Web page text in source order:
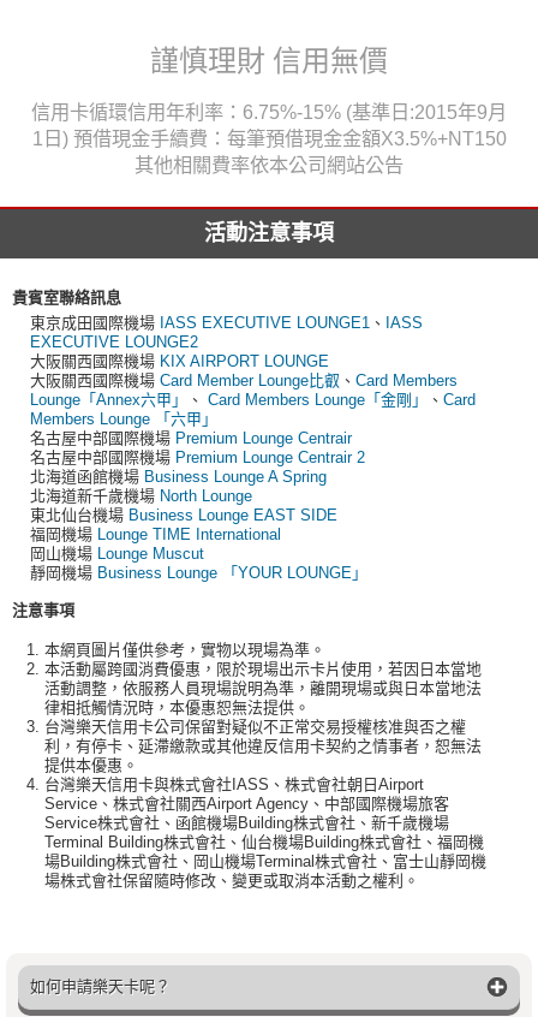
謹慎理財 信用無價
信用卡循環信用年利率：6.75%-15% (基準日:2015年9月
1日) 預借現金手續費：每筆預借現金金額X3.5%+NT150
其他相關費率依本公司網站公告
活動注意事項
貴賓室聯絡訊息
東京成田國際機場 IASS EXECUTIVE LOUNGE1 、 IASS
EXECUTIVE LOUNGE2
大阪關西國際機場 KIX AIRPORT LOUNGE
大阪關西國際機場 Card Member Lounge比叡 、 Card Members
Lounge「Annex六甲」
、 Card Members Lounge「金剛」 、 Card
Members Lounge 「六甲」
名古屋中部國際機場 Premium Lounge Centrair
名古屋中部國際機場 Premium Lounge Centrair 2
北海道函館機場 Business Lounge A Spring
北海道新千歲機場 North Lounge
東北仙台機場 Business Lounge EAST SIDE
福岡機場
Lounge TIME International
岡山機場
Lounge Muscut
靜岡機場 Business Lounge 「YOUR LOUNGE」
注意事項
本網頁圖片僅供參考，實物以現場為準。
本活動屬跨國消費優惠，限於現場出示卡片使用，若因日本當地
活動調整，依服務人員現場說明為準，離開現場或與日本當地法
律相抵觸情況時，本優惠恕無法提供。
台灣樂天信用卡公司保留對疑似不正常交易授權核准與否之權
利，有停卡、延滯繳款或其他違反信用卡契約之情事者，恕無法
提供本優惠。
台灣樂天信用卡與株式會社IASS、株式會社朝日Airport
Service、株式會社關西Airport Agency、中部國際機場旅客
Service株式會社、函館機場Building株式會社、新千歲機場
Terminal Building株式會社、仙台機場Building株式會社、福岡機
場Building株式會社、岡山機場Terminal株式會社、富士山靜岡機
場株式會社保留隨時修改、變更或取消本活動之權利。
如何申請樂天卡呢？